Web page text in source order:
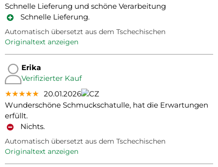
Schnelle Lieferung und schöne Verarbeitung
Schnelle Lieferung.
Automatisch übersetzt aus dem Tschechischen
Originaltext anzeigen
Erika
Verifizierter Kauf
★★★★★
★★★★★
★★★★★ 20.01.2026
Wunderschöne Schmuckschatulle, hat die Erwartungen
erfüllt.
Nichts.
Automatisch übersetzt aus dem Tschechischen
Originaltext anzeigen